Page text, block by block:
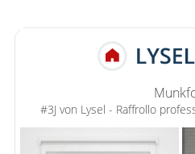
#3J von Lysel - Raffrollo